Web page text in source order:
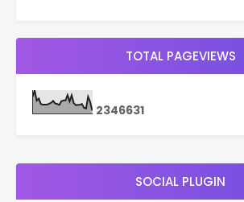
TOTAL PAGEVIEWS
2346631
SOCIAL PLUGIN